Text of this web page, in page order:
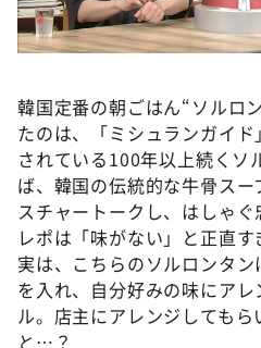
韓国定番の朝ごはん“ソルロ
たのは、「ミシュランガイ
されている100年以上続くソ
ば、韓国の伝統的な牛骨スー
スチャートークし、はしゃ
レポは「味がない」と正直
実は、こちらのソルロンタ
を入れ、自分好みの味にア
ル。店主にアレンジしても
と…？